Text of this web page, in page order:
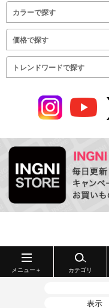
カラーで探す
価格で探す
トレンドワードで探す
メニュー＋ カテゴリ
表示